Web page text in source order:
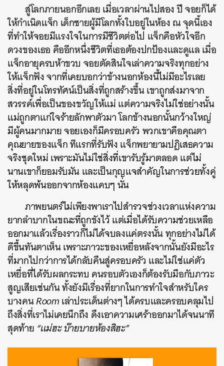
สู่โลกภายนอกอีกเลย เมื่อเวลาผ่านไปสอง ปี จอยก็ได้
ให้กำเนิดแจ็ก เด็กชายผู้มีโลกทั้งใบอยู่ในห้อง ณ จุดนี้เอง
ที่ทำให้จอยมีแรงใจในการมีชีวิตต่อไป แจ็กคือหัวใจอีก
ดวงของเธอ คืออีกหนึ่งชีวิตที่เธอต้องปกป้องและดูแล เมื่อ
แจ็กอายุครบห้าขวบ จอยตัดสินใจเล่าความจริงทุกอย่าง
ให้แจ็กฟัง จากที่เคยบอกว่าข้างนอกห้องนี้ไม่มีอะไรเลย
สิ่งที่อยู่ในโทรทัศน์เป็นสิ่งที่ถูกสร้างขึ้น เขาถูกส่งมาจาก
สวรรค์เพื่อเป็นของขวัญให้แม่ แต่ความจริงไม่ใช่อย่างนั้น
แม่ถูกตาแก่ใจร้ายลักพาตัวมา โลกข้างนอกนั้นกว้างใหญ่
มีผู้คนมากมาย จอยเองก็มีครอบครัว พวกเขาคือคุณตา
คุณยายของแจ็ก ทีแรกที่รับฟัง แจ็กพยายามปฎิเสธความ
จริงชุดใหม่ เพราะมันไม่ใช่สิ่งที่เขารับรู้มาตลอด แต่ไม่
นานเขาก็ยอมรับมัน และเป็นกุญแจสำคัญในการช่วยทั้งคู่
ให้หลุดพ้นออกจากห้องแคบๆ นั่น
ภาพยนตร์ไม่เพียงพาเราไปสำรวจช่วงเวลาแห่งความ
ยากลำบากในขณะที่ถูกขังไว้ แต่เมื่อได้รับความช่วยเหลือ
ออกมาแล้วเรื่องราวก็ไม่ได้จบลงแค่ตรงนั้น ทุกอย่างไม่ได้
ดีขึ้นทันตาเห็น เพราะภาวะของเหยื่อหลังจากนั้นยังมีอะไร
ที่มากไปกว่าการได้กลับคืนสู่ครอบครัว และไม่ใช่แค่ตัว
เหยื่อที่ได้รับผลกระทบ คนรอบตัวเองก็ต้องรับมือกับภาวะ
สูญเสียเช่นกัน ทั้งยังมีเรื่องที่ยากในการทำใจสำหรับใคร
บางคนRoomเล่าประเด็นต่างๆ ได้ครบและครอบคลุมไป
ถึงสิ่งที่เราไม่เคยนึกถึง ดึงเอาความเศร้าออกมาได้จนนาที
สุดท้าย “แม่ฮะ บ๊ายบายห้องสิฮะ”
SHARE TWEET LINE EMAIL